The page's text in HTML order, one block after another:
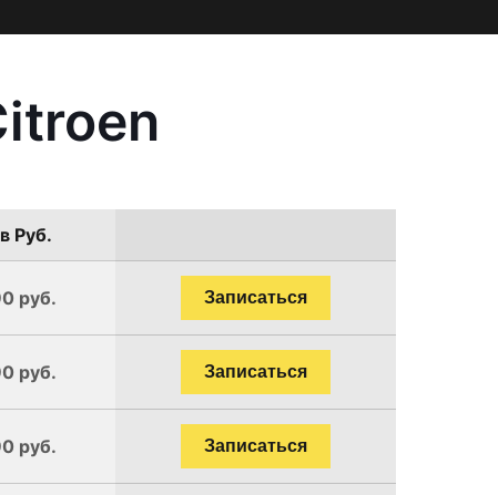
Руб.
руб. Записаться
руб. Записаться
руб. Записаться